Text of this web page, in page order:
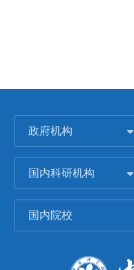
政府机构
国内科研机构
国内院校